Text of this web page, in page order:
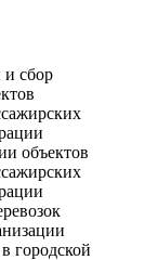
сбор
объектов
городской